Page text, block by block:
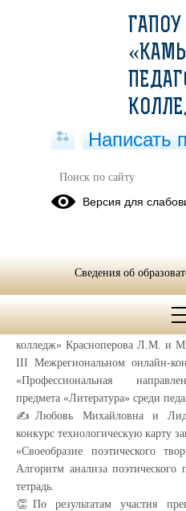
Поздравляем
Михайлис Л.С. с
🥈РЕЗУЛЬТАТЫ УЧАСТИЯ
колледж» Красноперова Л.М. и
III Межрегиональном онлайн-
«Профессиональная
предмета «Литература» среди
✍️Любовь Михайловна и
конкурс технологическую карту
«Своеобразие поэтического
Алгоритм анализа поэтического
тетрадь.
👏По результатам участия
Написать
Версия для
Сведения об